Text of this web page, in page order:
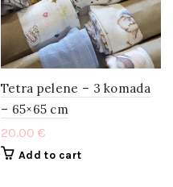
Tetra pelene – 3 komada
– 65×65 cm
20.00 €
Add to cart